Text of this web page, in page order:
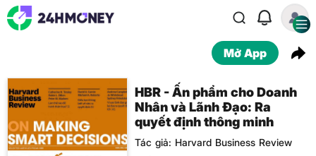
Mở App
HBR - Ấn phẩm cho Doanh
Nhân và Lãnh Đạo: Ra
quyết định thông minh
Tác giả: Harvard Business Review